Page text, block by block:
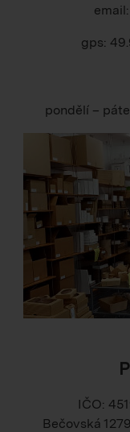
email:
gps:
pondělí –
IČO:
Bečovská